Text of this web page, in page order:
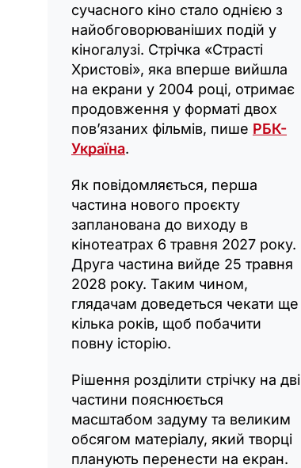
сучасного кіно стало однією з
найобговорюваніших подій у
кіногалузі. Стрічка «Страсті
Христові», яка вперше вийшла
на екрани у 2004 році, отримає
продовження у форматі двох
пов’язаних фільмів, пише РБК-
Україна.
Як повідомляється, перша
частина нового проєкту
запланована до виходу в
кінотеатрах 6 травня 2027 року.
Друга частина вийде 25 травня
2028 року. Таким чином,
глядачам доведеться чекати ще
кілька років, щоб побачити
повну історію.
Рішення розділити стрічку на дві
частини пояснюється
масштабом задуму та великим
обсягом матеріалу, який творці
планують перенести на екран.